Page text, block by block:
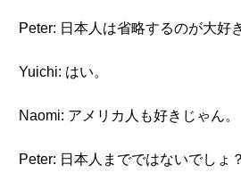
Peter: 日本人は省略するのが大好
Yuichi: はい。
Naomi: アメリカ人も好きじゃん。
Peter: 日本人までではないでしょ？